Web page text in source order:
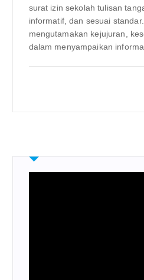
surat izin sekolah tulisan
informatif, dan sesuai
mengutamakan kejujuran,
dalam menyampaikan